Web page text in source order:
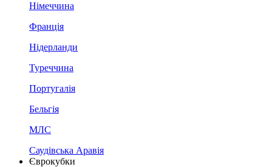
Німеччина
Франція
Нідерланди
Туреччина
Португалія
Бельгія
МЛС
Саудівська Аравія
Єврокубки